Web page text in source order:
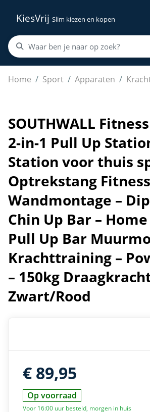
KiesVrij Slim kiezen en kopen
Home Sport Apparaten
SOUTHWALL Fitness Station – 2-
SOUTHWALL
2-in-1 Pull Up
Station voor thuis
Optrekstang Fitness
Wandmontage –
Chin Up Bar –
Pull Up Bar
Krachttraining –
– 150kg
Zwart/Rood
€ 89,95
Op voorraad
Voor 16:00 uur besteld, morgen in huis